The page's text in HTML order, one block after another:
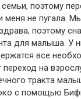
поэтому
меня не пугала.
поэтому
для малыша. У
все
на
тракта
с помощью